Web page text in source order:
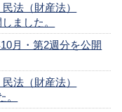
法（財産法）
ました。
月・第2週分を公開
法（財産法）